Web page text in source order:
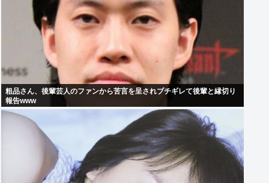
粗品さん、後輩芸人のファンから苦言を呈されブチギレて後輩と縁切り
報告www